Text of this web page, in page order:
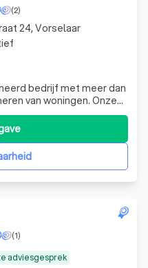
(2)
bedrijf met meer dan
van woningen. Onze
en renoveren van uw
van vloeren en
kasten. Het
24, Vorselaar
adviesgesprek
(1)